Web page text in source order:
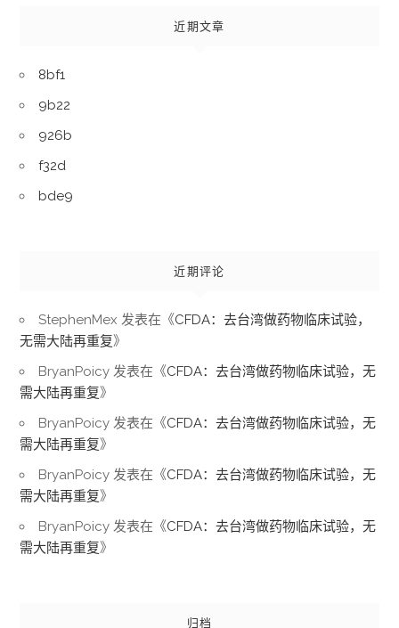
近期文章
8bf1
9b22
926b
f32d
bde9
近期评论
StephenMex 发表在《CFDA：去台湾做药物临床试验，
无需大陆再重复》
BryanPoicy 发表在《CFDA：去台湾做药物临床试验，无
需大陆再重复》
BryanPoicy 发表在《CFDA：去台湾做药物临床试验，无
需大陆再重复》
BryanPoicy 发表在《CFDA：去台湾做药物临床试验，无
需大陆再重复》
BryanPoicy 发表在《CFDA：去台湾做药物临床试验，无
需大陆再重复》
归档